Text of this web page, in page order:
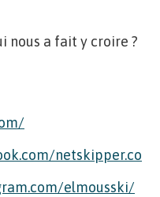
nous a fait y croire ?
netskipper.co
elmousski/